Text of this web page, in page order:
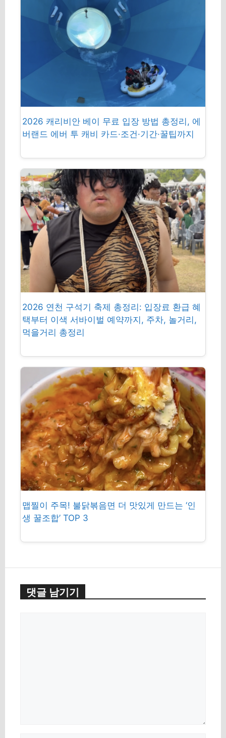
2026 캐리비안 베이 무료 입장 방법 총정리, 에
버랜드 에버 투 캐비 카드·조건·기간·꿀팁까지
2026 연천 구석기 축제 총정리: 입장료 환급 혜
택부터 이색 서바이벌 예약까지, 주차, 놀거리,
먹을거리 총정리
맵찔이 주목! 불닭볶음면 더 맛있게 만드는 ‘인
생 꿀조합’ TOP 3
댓글 남기기